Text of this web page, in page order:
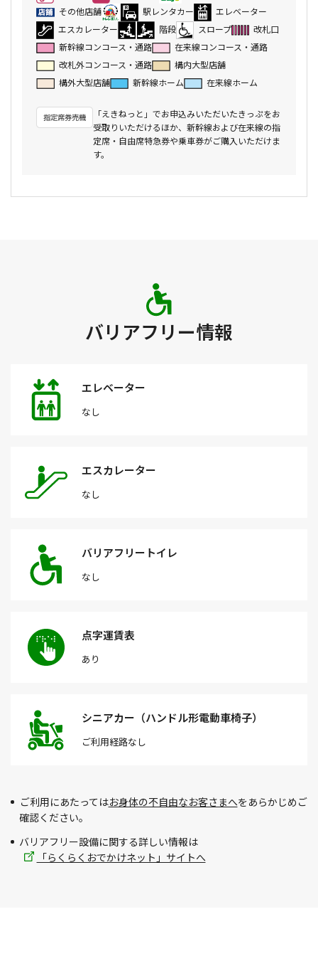
その他店舗 駅レンタカー
エレベーター
エスカレーター
階段 スロープ
改札口
新幹線コンコース・通路
在来線コンコース・通路
改札外コンコース・通路
構内大型店舗
構外大型店舗
新幹線ホーム 在来線ホーム
「えきねっと」でお申込みいただいたきっぷをお
受取りいただけるほか、新幹線および在来線の指
定席・自由席特急券や乗車券がご購入いただけま
す。
バリアフリー情報
エレベーター
なし
エスカレーター
なし
バリアフリートイレ
なし
点字運賃表
あり
シニアカー（ハンドル形電動車椅子）
ご利用経路なし
ご利用にあたってはお身体の不自由なお客さまへをあらかじめご
確認ください。
バリアフリー設備に関する詳しい情報は
「らくらくおでかけネット」サイトへ